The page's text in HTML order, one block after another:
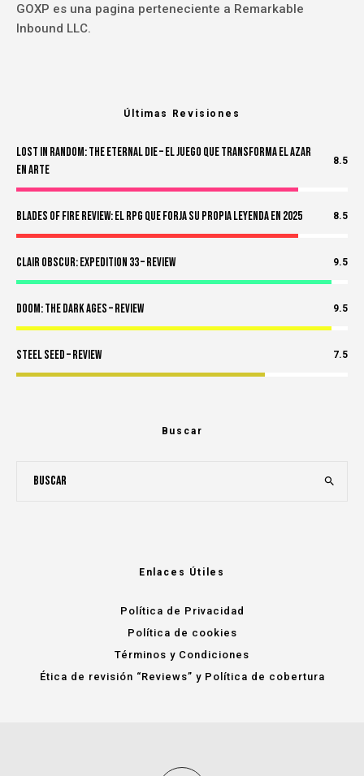
GOXP es una pagina perteneciente a Remarkable
Inbound LLC.
Últimas Revisiones
Lost in Random: The Eternal Die – El Juego Que Transforma el Azar
en Arte
8.5
Blades of Fire Review: El RPG Que Forja Su Propia Leyenda en 2025 8.5
Clair Obscur: Expedition 33 – Review 9.5
Doom: The Dark Ages – Review 9.5
Steel Seed – Review 7.5
Buscar
Enlaces Útiles
Política de Privacidad
Política de cookies
Términos y Condiciones
Ética de revisión “Reviews” y Política de cobertura